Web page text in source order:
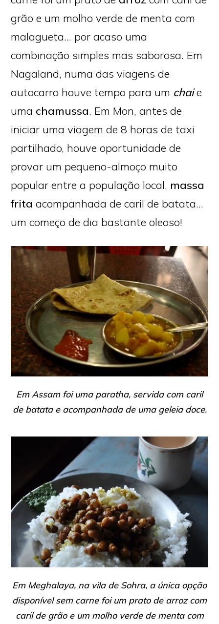
grão e um molho verde de menta com
malagueta… por acaso uma
combinação simples mas saborosa. Em
Nagaland, numa das viagens de
autocarro houve tempo para um chaie
uma chamussa. Em Mon, antes de
iniciar uma viagem de 8 horas de taxi
partilhado, houve oportunidade de
provar um pequeno-almoço muito
popular entre a população local, massa
frita acompanhada de caril de batata…
um começo de dia bastante oleoso!
Em Assam foi uma paratha, servida com caril
de batata e acompanhada de uma geleia doce.
Em Meghalaya, na vila de Sohra, a única opção
disponível sem carne foi um prato de arroz com
caril de grão e um molho verde de menta com